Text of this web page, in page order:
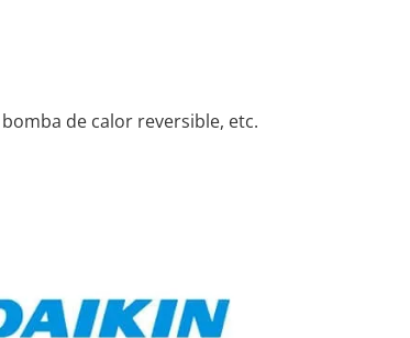
de calor reversible, etc.